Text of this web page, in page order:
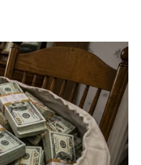
ಕ್ಯಾಮೆರಾವನ್ನು
Selfie